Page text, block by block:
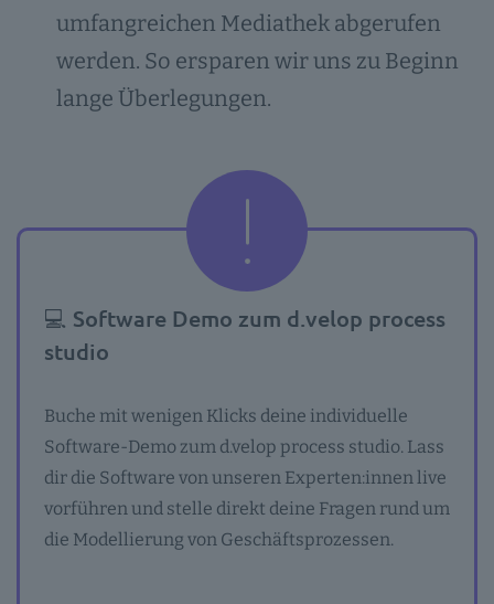
umfangreichen Mediathek abgerufen
werden. So ersparen wir uns zu Beginn
lange Überlegungen.
💻 Software Demo zum d.velop process
studio
Buche mit wenigen Klicks deine individuelle
Software-Demo zum d.velop process studio. Lass
dir die Software von unseren Experten:innen live
vorführen und stelle direkt deine Fragen rund um
die Modellierung von Geschäftsprozessen.